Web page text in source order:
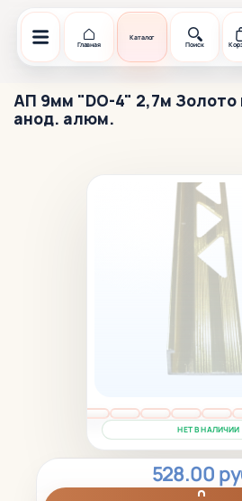
Главная
Каталог
Поиск
АП 9мм "DO-4" 2,7м Золото
анод. алюм.
НЕТ В НАЛИЧИИ
528.00